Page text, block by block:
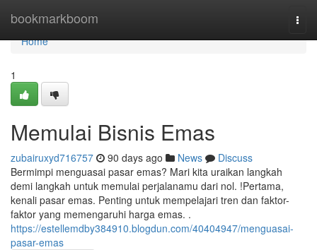
bookmarkboom
Home
Home
1
Memulai Bisnis Emas
zubairuxyd716757 90 days ago News
Discuss
Bermimpi menguasai pasar emas? Mari kita uraikan langkah
demi langkah untuk memulai perjalanamu dari nol. !Pertama,
kenali pasar emas. Penting untuk mempelajari tren dan faktor-
faktor yang memengaruhi harga emas. .
https://estellemdby384910.blogdun.com/40404947/menguasai-
pasar-emas